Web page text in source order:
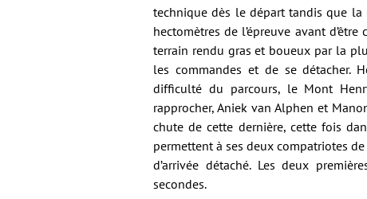
technique dès le départ tandis que
hectomètres de l’épreuve avant
terrain rendu gras et boueux par la
les commandes et de se détacher.
difficulté du parcours, le Mont
rapprocher, Aniek van Alphen et
chute de cette dernière, cette fois
permettent à ses deux compatriotes
d’arrivée détaché. Les deux
secondes.